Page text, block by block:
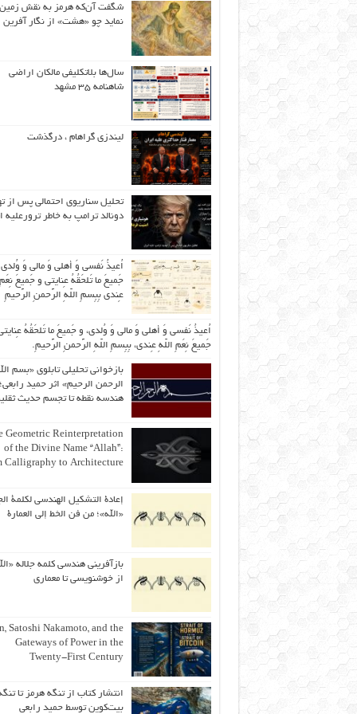
شگفت آن‌که هرمز به نقش زمین
نماید چو «هشت» از نگار آفرین
سال‌ها بلاتکلیفی مالکان اراضی
شاهنامه ۳۵ مشهد
لیندزی گراهام ، درگذشت
تحلیل سناریوی احتمالی پس از
دونالد ترامپ به خاطر ترورعلیه
اُعیذُ نَفسی وَ أهلی وَ مالی وَ
جَمیعَ ما تَلحَقُهُ عِنایتی و جَمیعَ نِعَمِ
عِندی بِبِسمِ اللّهِ الرَّحمنِ الرَّحیمِ
اُعیذُ نَفسی وَ أهلی وَ مالی وَ وُلدی، و جَمیعَ ما تَلحَقُهُ
جَمیعَ نِعَمِ اللّهِ عِندی، بِبِسمِ اللّهِ الرَّحمنِ الرَّحیمِ.
بازخوانی تحلیلی تابلوی «بسم
الرحمن الرحیم» اثر حمید رابعی؛
هندسه نقطه تا تجسم حدیث
Geometric Reinterpretation
of the Divine Name “Allah”:
Calligraphy to Architecture
إعادة التشكيل الهندسي لكلمة
«الله»؛ من فن الخط إلى العمارة
بازآفرینی هندسی کلمه جلاله
از خوشنویسی تا معماری
Satoshi Nakamoto, and the
Gateways of Power in the
Twenty-First Century
انتشار کتاب از تنگه هرمز تا
بیت‌کوین توسط حمید رابعی